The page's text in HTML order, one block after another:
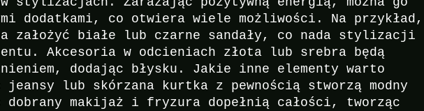
dodatkami, co otwiera wiele możliwości. Na przykład,
założyć białe lub czarne sandały, co nada stylizacji
Akcesoria w odcieniach złota lub srebra będą
dodając błysku. Jakie inne elementy warto
jeansy lub skórzana kurtka z pewnością stworzą modny
dobrany makijaż i fryzura dopełnią całości, tworząc